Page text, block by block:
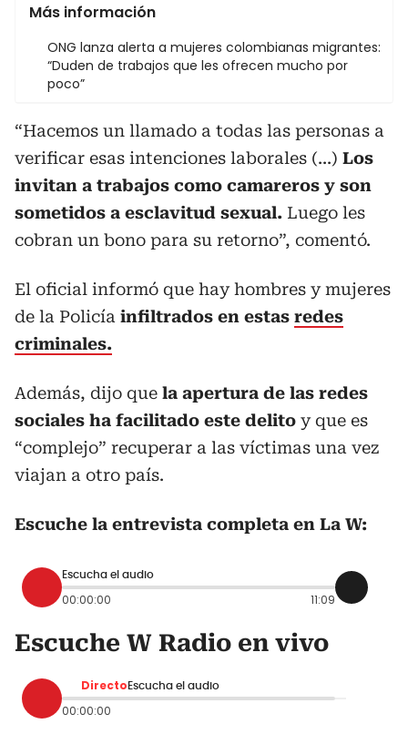
Más información
ONG lanza alerta a mujeres colombianas migrantes:
“Duden de trabajos que les ofrecen mucho por
poco”
“Hacemos un llamado a todas las personas a
verificar esas intenciones laborales (...) Los
invitan a trabajos como camareros y son
sometidos a esclavitud sexual. Luego les
cobran un bono para su retorno”, comentó.
El oficial informó que hay hombres y mujeres
de la Policía infiltrados en estas redes
criminales.
Además, dijo que la apertura de las redes
sociales ha facilitado este delito y que es
“complejo” recuperar a las víctimas una vez
viajan a otro país.
Escuche la entrevista completa en La W:
Escucha el audio
00:00:00 11:09
Escuche W Radio en vivo
Directo Escucha el audio
00:00:00